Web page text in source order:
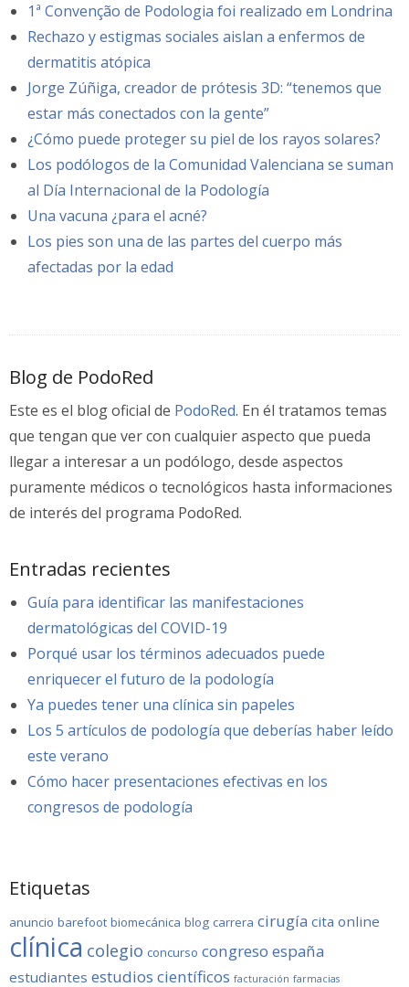
1ª Convenção de Podologia foi realizado em Londrina
Rechazo y estigmas sociales aislan a enfermos de
dermatitis atópica
Jorge Zúñiga, creador de prótesis 3D: “tenemos que
estar más conectados con la gente”
¿Cómo puede proteger su piel de los rayos solares?
Los podólogos de la Comunidad Valenciana se suman
al Día Internacional de la Podología
Una vacuna ¿para el acné?
Los pies son una de las partes del cuerpo más
afectadas por la edad
Blog de PodoRed
Este es el blog oficial de PodoRed. En él tratamos temas
que tengan que ver con cualquier aspecto que pueda
llegar a interesar a un podólogo, desde aspectos
puramente médicos o tecnológicos hasta informaciones
de interés del programa PodoRed.
Entradas recientes
Guía para identificar las manifestaciones
dermatológicas del COVID-19
Porqué usar los términos adecuados puede
enriquecer el futuro de la podología
Ya puedes tener una clínica sin papeles
Los 5 artículos de podología que deberías haber leído
este verano
Cómo hacer presentaciones efectivas en los
congresos de podología
Etiquetas
anuncio barefoot biomecánica blog carrera cirugía cita online
clínica colegio concurso congreso españa
estudiantes estudios científicos facturación farmacias